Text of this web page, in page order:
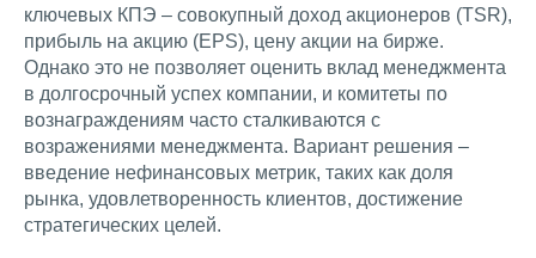
ключевых КПЭ – совокупный доход акционеров (TSR),
прибыль на акцию (EPS), цену акции на бирже.
Однако это не позволяет оценить вклад менеджмента
в долгосрочный успех компании, и комитеты по
вознаграждениям часто сталкиваются с
возражениями менеджмента. Вариант решения –
введение нефинансовых метрик, таких как доля
рынка, удовлетворенность клиентов, достижение
стратегических целей.